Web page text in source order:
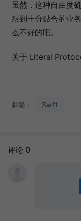
虽然，这种自由度
想到十分贴合的业
么不好的吧。
关于 Literal
标签： Swift
评论 0